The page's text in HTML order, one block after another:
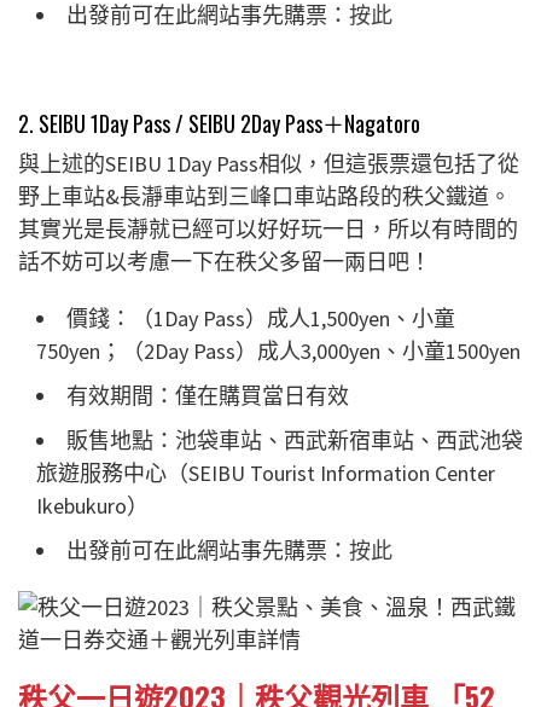
出發前可在此網站事先購票： 按此
2. SEIBU 1Day Pass / SEIBU 2Day Pass＋Nagatoro
與上述的SEIBU 1Day Pass相似，但這張票還包括了從
野上車站&長瀞車站到三峰口車站路段的秩父鐵道。
其實光是長瀞就已經可以好好玩一日，所以有時間的
話不妨可以考慮一下在秩父多留一兩日吧！
價錢：（1Day Pass）成人1,500yen、小童
750yen；（2Day Pass）成人3,000yen、小童1500yen
有效期間：僅在購買當日有效
販售地點：池袋車站、西武新宿車站、西武池袋
旅遊服務中心（SEIBU Tourist Information Center
Ikebukuro）
出發前可在此網站事先購票： 按此
秩父一日遊2023｜秩父觀光列車 「52